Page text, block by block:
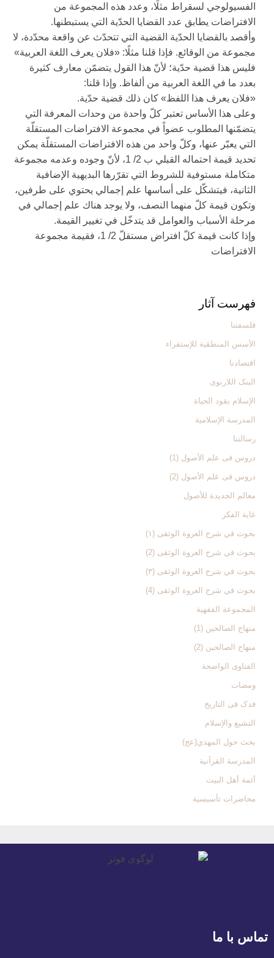
الفسيولوجي لسقراط مثلًا، وعدد هذه المجموعة من
الافتراضات يطابق عدد القضايا الحدّية التي يستبطنها.
وأقصد بالقضايا الحدّية القضية التي تتحدّث عن واقعة محدّدة، لا
مجموعة من الوقائع. فإذا قلنا مثلًا: «فلان يعرف اللغة العربية»
فليس هذا قضية حدّية؛ لأنّ هذا القول يتضمّن معارف كثيرة
بعدد ما في اللغة العربية من ألفاظ. وإذا قلنا:
«فلان يعرف هذا اللفظ» كان ذلك قضية حدّية.
وعلى هذا الأساس تعتبر كلّ واحدة من وحدات المعرفة التي
يتضمّنها المطلوب عضواً في مجموعة الافتراضات المستقلّة
التي يعبّر عنها، وكلّ واحد من هذه الافتراضات المستقلّة يمكن
تحديد قيمة احتماله القبلي ب 2/ 1، لأنّ وجوده وعدمه مجموعة
متكاملة مستوفية للشروط التي تقرّرها البديهية الإضافية
الثانية، فيتشكّل على أساسها علم إجمالي يحتوي على طرفين،
وتكون قيمة كلّ منهما النصف، ولا يوجد هناك علم إجمالي في
مرحلة الأسباب والعوامل قد يتدخّل في تغيير القيمة.
وإذا كانت قيمة كلّ افتراض مستقلّ 2/ 1، فقيمة مجموعة
الافتراضات‏
فهرست آثار
فلسفتنا
الأسس المنطقیة للإستقراء
اقتصادنا
البنک اللاربوی
الإسلام یقود الحیاة
المدرسة الإسلامیة
رسالتنا
دروس فی علم الأصول (1)
دروس فی علم الأصول (2)
معالم الجدیدة للأصول
غایة الفکر
بحوث في شرح العروة الوثقی (۱)
بحوث في شرح العروة الوثقی (2)
بحوث في شرح العروة الوثقی (۳)
بحوث في شرح العروة الوثقی (4)
المجموعة الفقهیة
منهاج الصالحین (1)
منهاج الصالحین (2)
الفتاوی الواضحة
ومضات
فدک فی التاریخ
التشیع والإسلام
بحث حول المهدي(عج)
المدرسة القرآنیة
أئمة أهل البیت
محاضرات تأسیسیة
تماس با ما